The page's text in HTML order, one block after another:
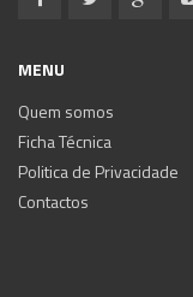
MENU
Quem somos
Ficha Técnica
Politica de Privacidade
Contactos